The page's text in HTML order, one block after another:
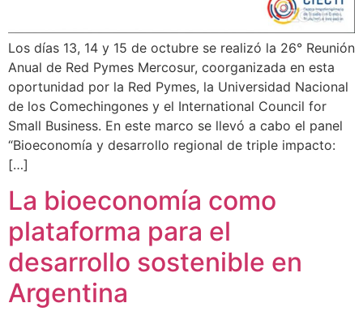
Los días 13, 14 y 15 de octubre se realizó la 26° Reunión
Anual de Red Pymes Mercosur, coorganizada en esta
oportunidad por la Red Pymes, la Universidad Nacional
de los Comechingones y el International Council for
Small Business. En este marco se llevó a cabo el panel
“Bioeconomía y desarrollo regional de triple impacto:
[…]
La bioeconomía como
plataforma para el
desarrollo sostenible en
Argentina